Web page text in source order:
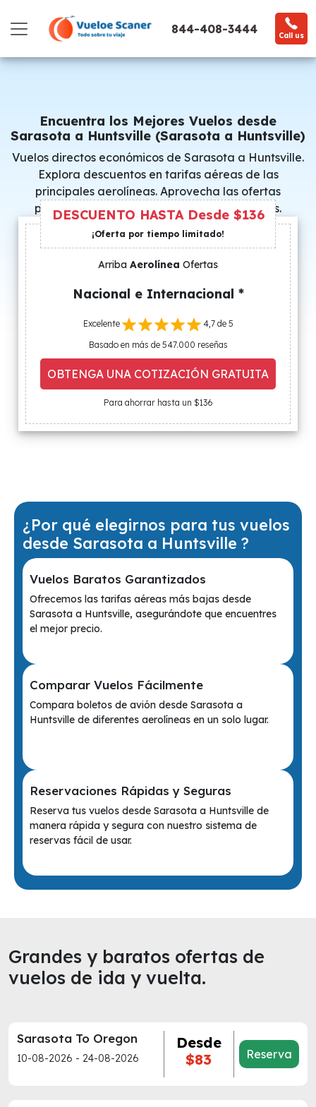
844-408-3444 Call us
Encuentra los Mejores Vuelos desde
Sarasota a Huntsville (Sarasota a Huntsville)
Vuelos directos económicos de Sarasota a Huntsville.
Explora descuentos en tarifas aéreas de las
principales aerolíneas. Aprovecha las ofertas
promocionales y consigue precios especiales.
DESCUENTO HASTA Desde $136
¡Oferta por tiempo limitado!
Arriba Aerolínea Ofertas
Nacional e Internacional *
Excelente
4,7 de 5
Basado en más de 547.000 reseñas
OBTENGA UNA COTIZACIÓN GRATUITA
Para ahorrar hasta un $136
¿Por qué elegirnos para tus vuelos
desde Sarasota a Huntsville ?
Vuelos Baratos Garantizados
Ofrecemos las tarifas aéreas más bajas desde
Sarasota a Huntsville, asegurándote que encuentres
el mejor precio.
Comparar Vuelos Fácilmente
Compara boletos de avión desde Sarasota a
Huntsville de diferentes aerolíneas en un solo lugar.
Reservaciones Rápidas y Seguras
Reserva tus vuelos desde Sarasota a Huntsville de
manera rápida y segura con nuestro sistema de
reservas fácil de usar.
Grandes y baratos ofertas de
vuelos de ida y vuelta.
Sarasota To Oregon
10-08-2026 - 24-08-2026
Desde
$83
Reserva